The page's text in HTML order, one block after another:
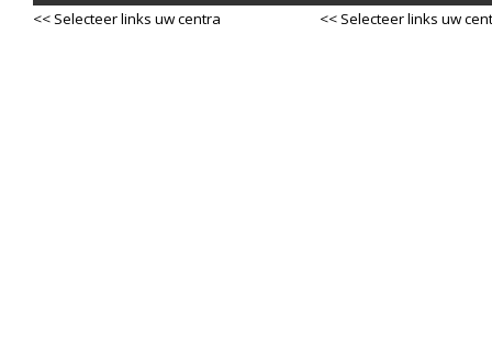
<< Selecteer links uw centra << Selecteer links uw